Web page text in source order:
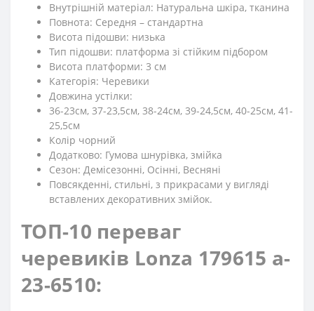
Внутрішній матеріал: Натуральна шкіра, тканина
Повнота: Середня – стандартна
Висота підошви: низька
Тип підошви: платформа зі стійким підбором
Висота платформи: 3 см
Категорія: Черевики
Довжина устілки:
36-23см, 37-23,5см, 38-24см, 39-24,5см, 40-25см, 41-
25,5см
Колір чорний
Додатково: Гумова шнурівка, змійка
Сезон: Демісезонні, Осінні, Весняні
Повсякденні, стильні, з прикрасами у вигляді
вставлених декоративних змійок.
ТОП-10 переваг
черевиків Lonza 179615 a-
23-6510: